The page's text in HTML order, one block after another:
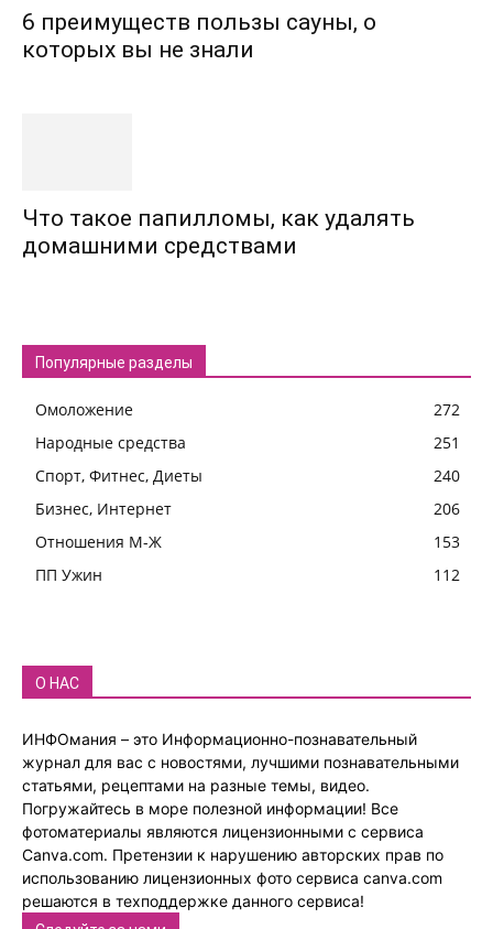
6 преимуществ пользы сауны, о
которых вы не знали
Что такое папилломы, как удалять
домашними средствами
Популярные разделы
Омоложение
272
Народные средства
251
Спорт, Фитнес, Диеты
240
Бизнес, Интернет
206
Отношения М-Ж
153
ПП Ужин
112
О НАС
ИНФОмания – это Информационно-познавательный
журнал для вас с новостями, лучшими познавательными
статьями, рецептами на разные темы, видео.
Погружайтесь в море полезной информации! Все
фотоматериалы являются лицензионными с сервиса
Canva.com. Претензии к нарушению авторских прав по
использованию лицензионных фото сервиса canva.com
решаются в техподдержке данного сервиса!